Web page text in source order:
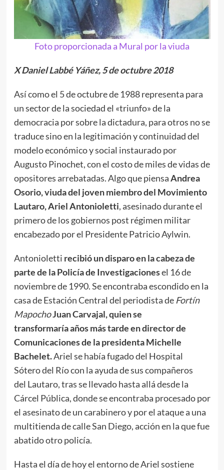
Foto proporcionada a Mural por la viuda
X Daniel Labbé Yáñez, 5 de octubre 2018
Así como el 5 de octubre de 1988 representa para
un sector de la sociedad el «triunfo» de la
democracia por sobre la dictadura, para otros no se
traduce sino en la legitimación y continuidad del
modelo económico y social instaurado por
Augusto Pinochet, con el costo de miles de vidas de
opositores arrebatadas. Algo que piensaAndrea
Osorio, viuda del joven miembro del Movimiento
Lautaro, Ariel Antonioletti, asesinado durante el
primero de los gobiernos post régimen militar
encabezado por el Presidente Patricio Aylwin.
Antonioletti recibió un disparo en la cabeza de
parte de la Policía de Investigacionesel 16 de
noviembre de 1990. Se encontraba escondido en la
casa de Estación Central del periodista de Fortín
MapochoJuan Carvajal, quien se
transformaría años más tarde en director de
Comunicaciones de la presidenta Michelle
Bachelet.Ariel se había fugado del Hospital
Sótero del Río con la ayuda de sus compañeros
del Lautaro, tras se llevado hasta allá desde la
Cárcel Pública, donde se encontraba procesado por
el asesinato de un carabinero y por el ataque a una
multitienda de calle San Diego, acción en la que fue
abatido otro policía.
Hasta el día de hoy el entorno de Ariel sostiene